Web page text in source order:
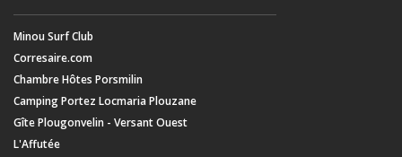
Minou Surf Club
Corresaire.com
Chambre Hôtes Porsmilin
Camping Portez Locmaria Plouzane
Gîte Plougonvelin - Versant Ouest
L'Affutée